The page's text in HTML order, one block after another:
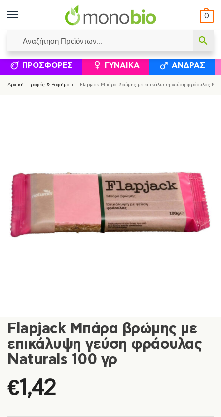
0
ΙΣΟΛΟΓΙΣΜΟΊ ΕΛΕΆΝΝΑ ΧΡΙΣΤΙΝΆΚΗ ΕΠΙΚΟΙΝΩΝΊΑ
ΣΥΜΠΛΗΡΏΜΑΤΑ ΔΙΑΤΡΟΦΉΣ ΦΥΣΙΚΆ
ΠΡΟΣΦΟΡΈΣ ΓΥΝΑΊΚΑ ΆΝΔΡΑΣ
Αρχική - Τροφές & Ροφήματα - Flapjack Mπάρα βρώμης με επικάλυψη γεύση φράουλας
Flapjack Mπάρα βρώμης με
επικάλυψη γεύση φράουλας
Naturals 100 γρ
€1,42